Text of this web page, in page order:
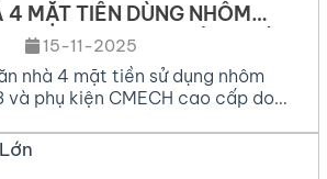
4 MẶT TIỀN DÙNG NHÔM
& CMECH – DO HOÀNG TÚ
WINDOW
15-11-2025
nhà 4 mặt tiền sử dụng nhôm
và phụ kiện CMECH cao cấp do
thời gian. Giới thiệu về công
mặt tiền luôn là biểu tượng của sự